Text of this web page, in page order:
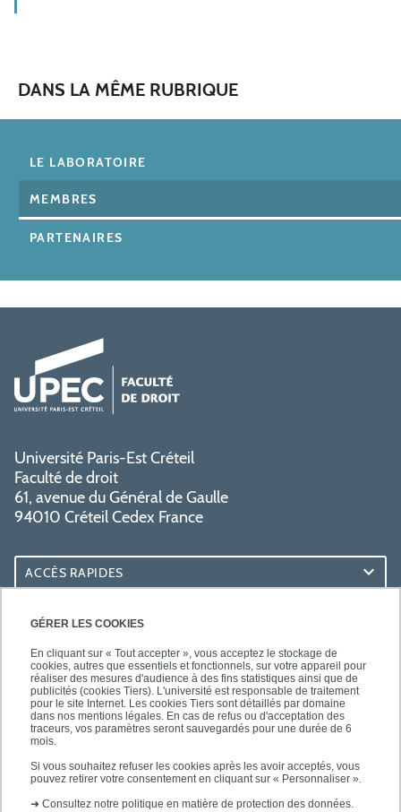
GÉRER LES COOKIES
En cliquant sur « Tout accepter », vous acceptez le stockage de
cookies, autres que essentiels et fonctionnels, sur votre appareil pour
réaliser des mesures d'audience à des fins statistiques ainsi que de
publicités (cookies Tiers). L'université est responsable de traitement
pour le site Internet. Les cookies Tiers sont détaillés par domaine
dans nos mentions légales. En cas de refus ou d'acceptation des
traceurs, vos paramètres seront sauvegardés pour une durée de 6
mois.
Si vous souhaitez refuser les cookies après les avoir acceptés, vous
pouvez retirer votre consentement en cliquant sur « Personnaliser ».
➜ Consultez notre politique en matière de protection des données.
DANS LA MÊME RUBRIQUE
LE LABORATOIRE
MEMBRES
PARTENAIRES
Université Paris-Est Créteil
Faculté de droit
61, avenue du Général de Gaulle
94010 Créteil Cedex France
ACCÈS RAPIDES
ACCÈS PRATIQUES
SUIVEZ-NOUS